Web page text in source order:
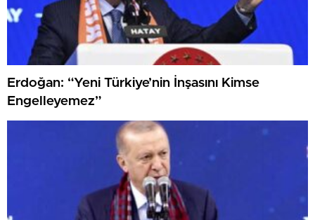
Erdoğan: “Yeni Türkiye’nin İnşasını Kimse
Engelleyemez”